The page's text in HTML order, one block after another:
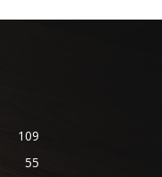
109
55